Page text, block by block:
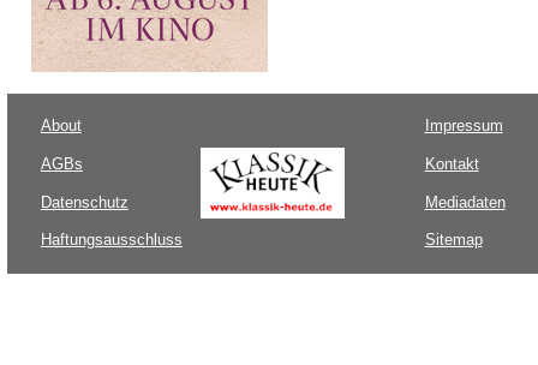
About
AGBs
Datenschutz
Haftungsausschluss
Impressum
Kontakt
Mediadaten
Sitemap